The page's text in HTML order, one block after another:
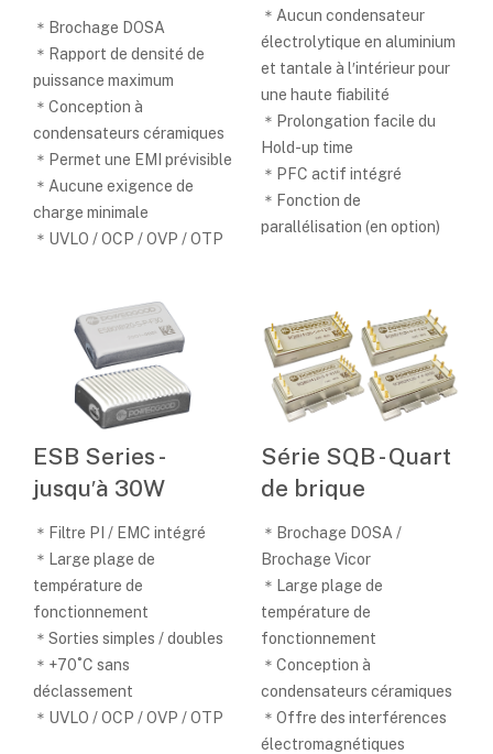
＊Brochage DOSA
＊Rapport de densité de
puissance maximum
＊Conception à
condensateurs céramiques
＊Permet une EMI prévisible
＊Aucune exigence de
charge minimale
＊UVLO / OCP / OVP / OTP
＊Aucun condensateur
électrolytique en aluminium
et tantale à l′intérieur pour
une haute fiabilité
＊Prolongation facile du
Hold-up time
＊PFC actif intégré
＊Fonction de
parallélisation (en option)
ESB Series -
jusqu′à 30W
＊Filtre PI / EMC intégré
＊Large plage de
température de
fonctionnement
＊Sorties simples / doubles
＊+70˚C sans
déclassement
＊UVLO / OCP / OVP / OTP
Série SQB - Quart
de brique
＊Brochage DOSA /
Brochage Vicor
＊Large plage de
température de
fonctionnement
＊Conception à
condensateurs céramiques
＊Offre des interférences
électromagnétiques